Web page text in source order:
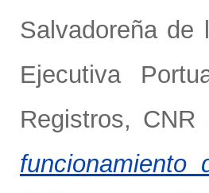
Salvadoreña de
Ejecutiva
Registros, CNR